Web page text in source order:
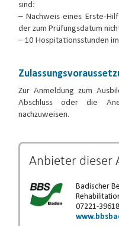
sind:
– Nachweis eines Erste-
der zum Prüfungsdatum
– 10 Hospitationsstunden
Zur Anmeldung zum
Abschluss oder die
nachzuweisen.
Anbieter dieser
Badischer
07221-